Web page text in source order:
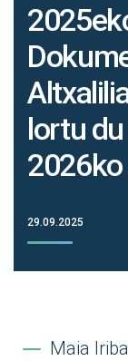
lortu
29.09.2025
Maia